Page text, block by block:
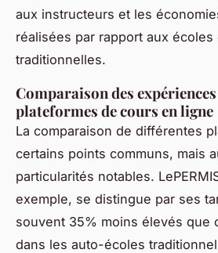
aux instructeurs et les
réalisées par rapport aux
traditionnelles.
Comparaison des
plateformes de cours en ligne
La comparaison de différentes
certains points communs, mais
particularités notables.
exemple, se distingue par ses
souvent 35% moins élevés que
dans les auto-écoles